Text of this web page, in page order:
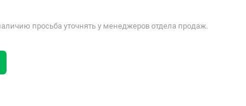
просьба уточнять у менеджеров отдела продаж.